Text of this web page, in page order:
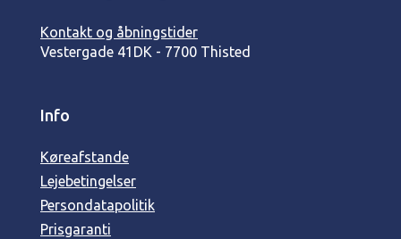
Kontakt og åbningstider
Vestergade 41 DK - 7700 Thisted
Info
Køreafstande
Lejebetingelser
Persondatapolitik
Prisgaranti